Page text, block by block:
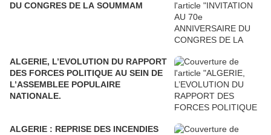
DU CONGRES DE LA SOUMMAM
ALGERIE, L’EVOLUTION DU RAPPORT
DES FORCES POLITIQUE AU SEIN DE
L’ASSEMBLEE POPULAIRE
NATIONALE.
ALGERIE : REPRISE DES INCENDIES